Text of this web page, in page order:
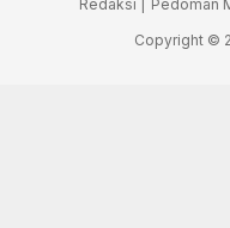
Redaksi | Pedoman
Copyright ©